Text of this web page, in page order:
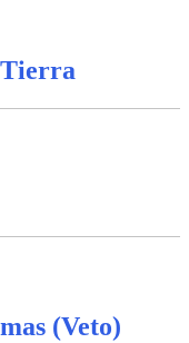
Tierra
(Veto)